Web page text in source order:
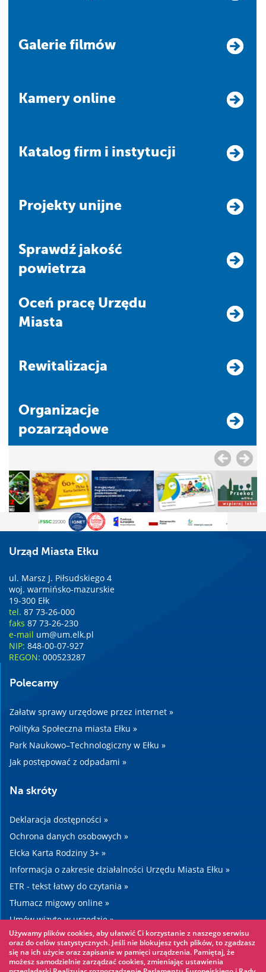
Galerie filmów
Kamery online
Katalog firm i instytucji
Projekty unijne
Sprawdź jakość
powietrza
Oceń pracę Urzędu
Miasta
Rewitalizacja
Organizacje
pozarządowe
Urząd Miasta Ełku
ul. Marsz J. Piłsudskiego 4
woj. warmińsko-mazurskie
19-300 Ełk
tel. 87 73-26-000
faks 87 73-26-230
e-mail um@um.elk.pl
NIP: 848-00-07-927
REGON: 000523287
Polecamy
Załatw sprawy urzędowe przez internet »
Polityka Społeczna miasta Ełku »
Park Naukowo–Technologiczny w Ełku »
Jak postępować z odpadami »
Na skróty
Deklaracja dostępności »
Ochrona danych osobowych »
Ełcka Karta Rodziny 3+ »
Informacja o zakresie działalności Urzędu Miasta Ełku »
ETR - tekst łatwy do czytania »
Tłumacz migowy online »
Umów wizytę w urzędzie »
Drogi »
Warto zobaczyć
Używamy plików cookies, aby ułatwić Ci korzystanie z naszego serwisu
oraz do celów statystycznych. Jeśli nie blokujesz tych plików, to zgadzasz
się na ich użycie oraz zapisanie w pamięci urządzenia. Pamiętaj, że
możesz samodzielnie zarządzać cookies, zmieniając ustawienia